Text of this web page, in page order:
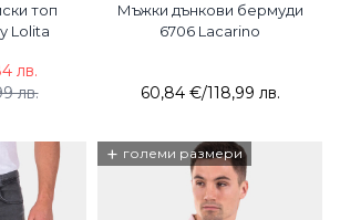
топ
Lolita
лв.
лв.
Мъжки дънкови бермуди
6706 Lacarino
60,84 €/118,99 лв.
+ големи размери